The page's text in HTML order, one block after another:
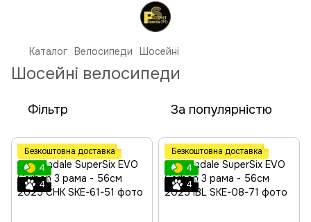
Каталог Велосипеди Шосейні
Шосейні велосипеди
Фільтр За популярністю
Безкоштовна доставка
4
4
Безкоштовна доставка
4
4